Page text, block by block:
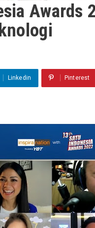
Awards
Linkedin Pinterest